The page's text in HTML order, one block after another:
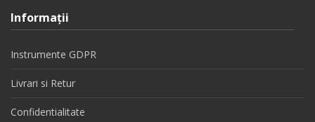
Informaţii
Instrumente GDPR
Livrari si Retur
Confidentialitate